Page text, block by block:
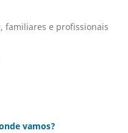
familiares e profissionais
vamos?